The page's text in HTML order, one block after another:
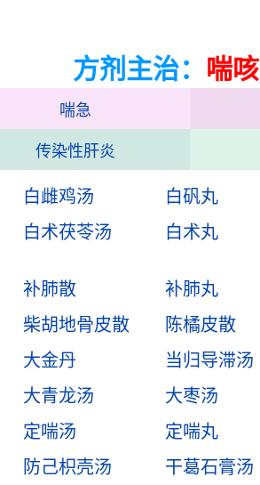
方剂主治： 喘咳
喘急
传染性肝炎
白雌鸡汤 白矾丸
白术茯苓汤 白术丸
补肺散 补肺丸
柴胡地骨皮散 陈橘皮散
大金丹 当归导滞汤
大青龙汤 大枣汤
定喘汤 定喘丸
防己枳壳汤 干葛石膏汤